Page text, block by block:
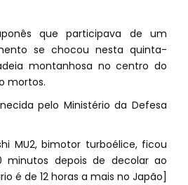
que participava de um
se chocou nesta quinta-
montanhosa no centro do
mortos.
pelo Ministério da Defesa
MU2, bimotor turboélice, ficou
minutos depois de decolar ao
é de 12 horas a mais no Japão]